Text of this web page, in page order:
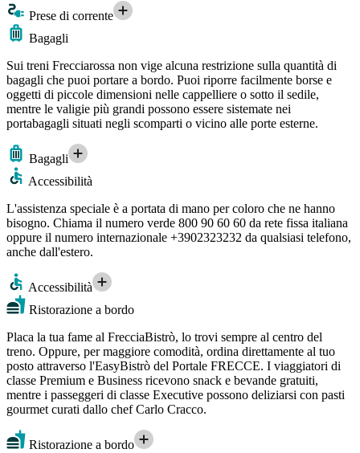
Prese di corrente
Bagagli
Sui treni Frecciarossa non vige alcuna restrizione sulla quantità di
bagagli che puoi portare a bordo. Puoi riporre facilmente borse e
oggetti di piccole dimensioni nelle cappelliere o sotto il sedile,
mentre le valigie più grandi possono essere sistemate nei
portabagagli situati negli scomparti o vicino alle porte esterne.
Bagagli
Accessibilità
L'assistenza speciale è a portata di mano per coloro che ne hanno
bisogno. Chiama il numero verde 800 90 60 60 da rete fissa italiana
oppure il numero internazionale +3902323232 da qualsiasi telefono,
anche dall'estero.
Accessibilità
Ristorazione a bordo
Placa la tua fame al FrecciaBistrò, lo trovi sempre al centro del
treno. Oppure, per maggiore comodità, ordina direttamente al tuo
posto attraverso l'EasyBistrò del Portale FRECCE. I viaggiatori di
classe Premium e Business ricevono snack e bevande gratuiti,
mentre i passeggeri di classe Executive possono deliziarsi con pasti
gourmet curati dallo chef Carlo Cracco.
Ristorazione a bordo